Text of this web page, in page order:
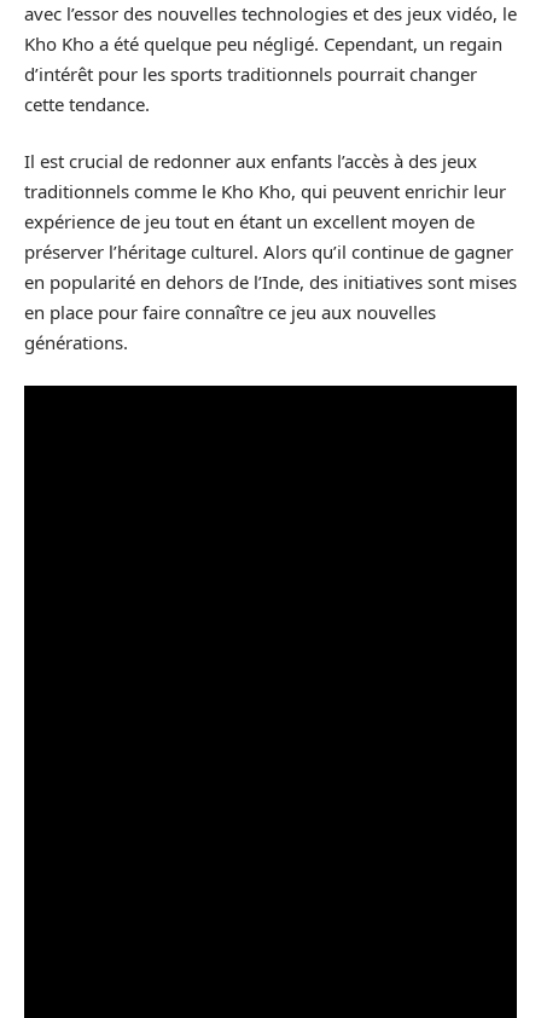
avec l’essor des nouvelles technologies et des jeux vidéo, le
Kho Kho a été quelque peu négligé. Cependant, un regain
d’intérêt pour les sports traditionnels pourrait changer
cette tendance.
Il est crucial de redonner aux enfants l’accès à des jeux
traditionnels comme le Kho Kho, qui peuvent enrichir leur
expérience de jeu tout en étant un excellent moyen de
préserver l’héritage culturel. Alors qu’il continue de gagner
en popularité en dehors de l’Inde, des initiatives sont mises
en place pour faire connaître ce jeu aux nouvelles
générations.